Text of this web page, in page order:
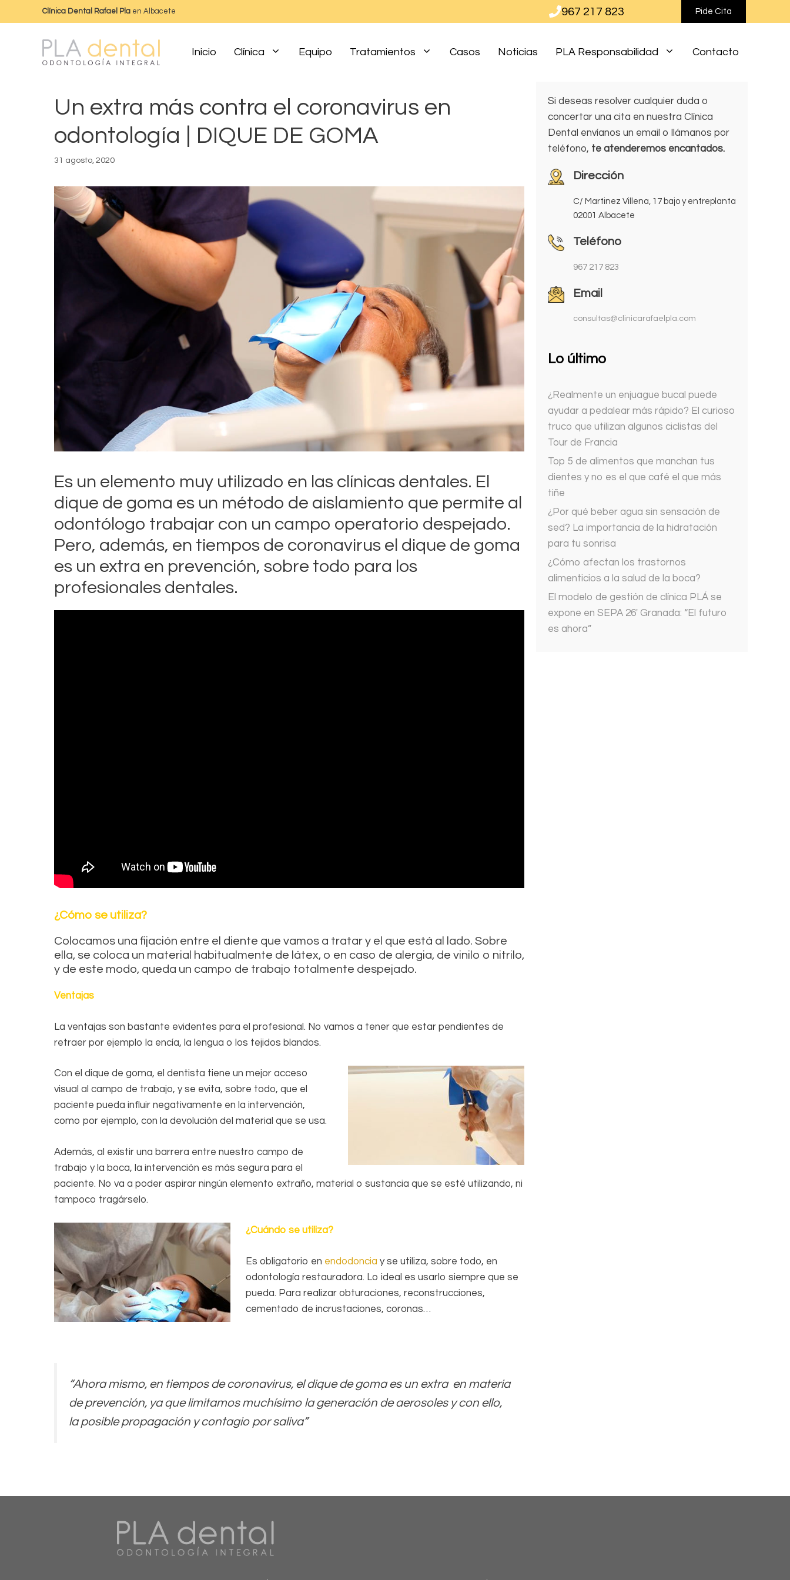
Clínica Dental Rafael Pla en Albacete 967 217 823 Pide Cita
Inicio Clínica Equipo Tratamientos Casos Noticias PLA Responsabilidad Contacto
Un extra más contra el coronavirus en
odontología | DIQUE DE GOMA
31 agosto, 2020
Es un elemento muy utilizado en las clínicas dentales. El
dique de goma es un método de aislamiento que permite al
odontólogo trabajar con un campo operatorio despejado.
Pero, además, en tiempos de coronavirus el dique de goma
es un extra en prevención, sobre todo para los
profesionales dentales.
¿Cómo se utiliza?
Colocamos una fijación entre el diente que vamos a tratar y el que está al lado. Sobre
ella, se coloca un material habitualmente de látex, o en caso de alergia, de vinilo o nitrilo,
y de este modo, queda un campo de trabajo totalmente despejado.
Ventajas
La ventajas son bastante evidentes para el profesional. No vamos a tener que estar pendientes de
retraer por ejemplo la encía, la lengua o los tejidos blandos.
Con el dique de goma, el dentista tiene un mejor acceso
visual al campo de trabajo, y se evita, sobre todo, que el
paciente pueda influir negativamente en la intervención,
como por ejemplo, con la devolución del material que se usa.
Además, al existir una barrera entre nuestro campo de
trabajo y la boca, la intervención es más segura para el
paciente. No va a poder aspirar ningún elemento extraño, material o sustancia que se esté utilizando, ni
tampoco tragárselo.
¿Cuándo se utiliza?
Es obligatorio en endodoncia y se utiliza, sobre todo, en
odontología restauradora. Lo ideal es usarlo siempre que se
pueda. Para realizar obturaciones, reconstrucciones,
cementado de incrustaciones, coronas…
“Ahora mismo, en tiempos de coronavirus, el dique de goma es un extra en materia
de prevención, ya que limitamos muchísimo la generación de aerosoles y con ello,
la posible propagación y contagio por saliva”
Si deseas resolver cualquier duda o
concertar una cita en nuestra Clínica
Dental envíanos un email o llámanos por
teléfono, te atenderemos encantados.
Dirección
C/ Martinez Villena, 17 bajo y entreplanta
02001 Albacete
Teléfono
967 217 823
Email
consultas@clinicarafaelpla.com
Lo último
¿Realmente un enjuague bucal puede
ayudar a pedalear más rápido? El curioso
truco que utilizan algunos ciclistas del
Tour de Francia
Top 5 de alimentos que manchan tus
dientes y no es el que café el que más
tiñe
¿Por qué beber agua sin sensación de
sed? La importancia de la hidratación
para tu sonrisa
¿Cómo afectan los trastornos
alimenticios a la salud de la boca?
El modelo de gestión de clínica PLÁ se
expone en SEPA 26′ Granada: “El futuro
es ahora”